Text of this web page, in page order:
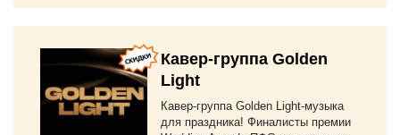
Кавер-группа Golden
Light
Кавер-группа Golden Light-музыка
для праздника! Финалисты премии